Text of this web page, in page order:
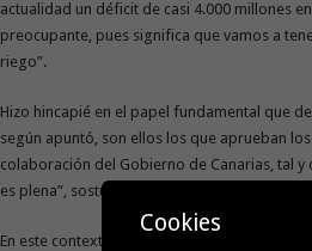
actualidad un déficit de casi 4.000 millones
preocupante, pues significa que vamos a
riego”.
Hizo hincapié en el papel fundamental que
según apuntó, son ellos los que aprueban
colaboración del Gobierno de Canarias, tal
es plena”, sostuvo.
En este contexto, recordó que, “cuando
Cookies